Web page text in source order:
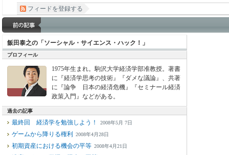
フィードを登録する
飯田泰之の「ソーシャル・サイエンス・ハック！」
プロフィール
1975年生まれ。駒沢大学経済学部准教授。著書
に『経済学思考の技術』『ダメな議論』、共著
に『論争 日本の経済危機』『セミナール経済
政策入門』などがある。
過去の記事
最終回 経済学を勉強しよう！ 2008年5月 7日
ゲームから降りる権利 2008年4月28日
初期資産における機会の平等 2008年4月21日